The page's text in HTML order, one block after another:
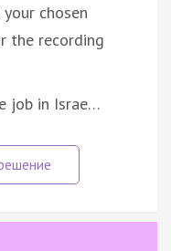
chosen
the recording
job in Israe…